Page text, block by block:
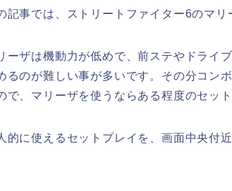
記事では、ストリートファイター6のマ
ーザは機動力が低めで、前ステやドライ
るのが難しい事が多いです。その分コン
で、マリーザを使うならある程度のセッ
的に使えるセットプレイを、画面中央付